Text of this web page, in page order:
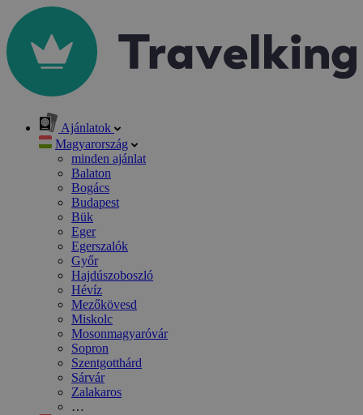
Ajánlatok
Magyarország
minden ajánlat
Balaton
Bogács
Budapest
Bük
Eger
Egerszalók
Győr
Hajdúszoboszló
Hévíz
Mezőkövesd
Miskolc
Mosonmagyaróvár
Sopron
Szentgotthárd
Sárvár
Zalakaros
…